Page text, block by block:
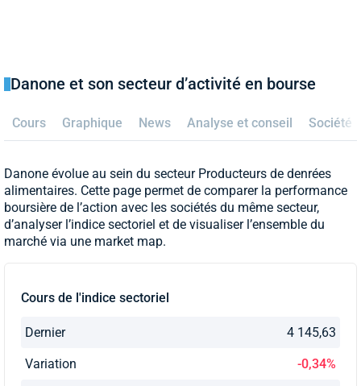
Danone et son secteur d’activité en bourse
Cours Graphique News Analyse et conseil Société
Danone évolue au sein du secteur Producteurs de denrées
alimentaires. Cette page permet de comparer la performance
boursière de l’action avec les sociétés du même secteur,
d’analyser l’indice sectoriel et de visualiser l’ensemble du
marché via une market map.
Cours de l'indice sectoriel
Dernier 4 145,63
Variation -0,34%